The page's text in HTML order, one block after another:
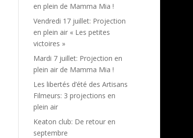
en plein de Mamma Mia !
Vendredi 17 juillet: Projection
en plein air « Les petites
victoires »
Mardi 7 juillet: Projection en
plein air de Mamma Mia !
Les libertés d’été des Artisans
Filmeurs: 3 projections en
plein air
Keaton club: De retour en
septembre